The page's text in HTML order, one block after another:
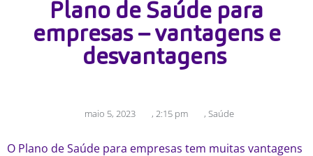
Plano de Saúde para
empresas – vantagens e
desvantagens
maio 5, 2023 , 2:15 pm , Saúde
O Plano de Saúde para empresas tem muitas vantagens